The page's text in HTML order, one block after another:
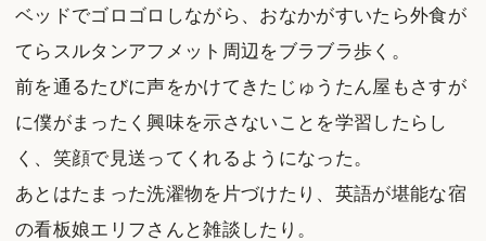
ベッドでゴロゴロしながら、おなかがすいたら外食が
てらスルタンアフメット周辺をブラブラ歩く。
前を通るたびに声をかけてきたじゅうたん屋もさすが
に僕がまったく興味を示さないことを学習したらし
く、笑顔で見送ってくれるようになった。
あとはたまった洗濯物を片づけたり、英語が堪能な宿
の看板娘エリフさんと雑談したり。